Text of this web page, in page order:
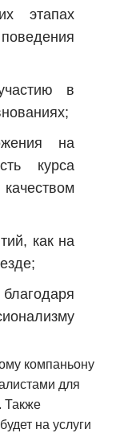
этапах
в
на
курса
как на
компаньону
для
Также
на услуги